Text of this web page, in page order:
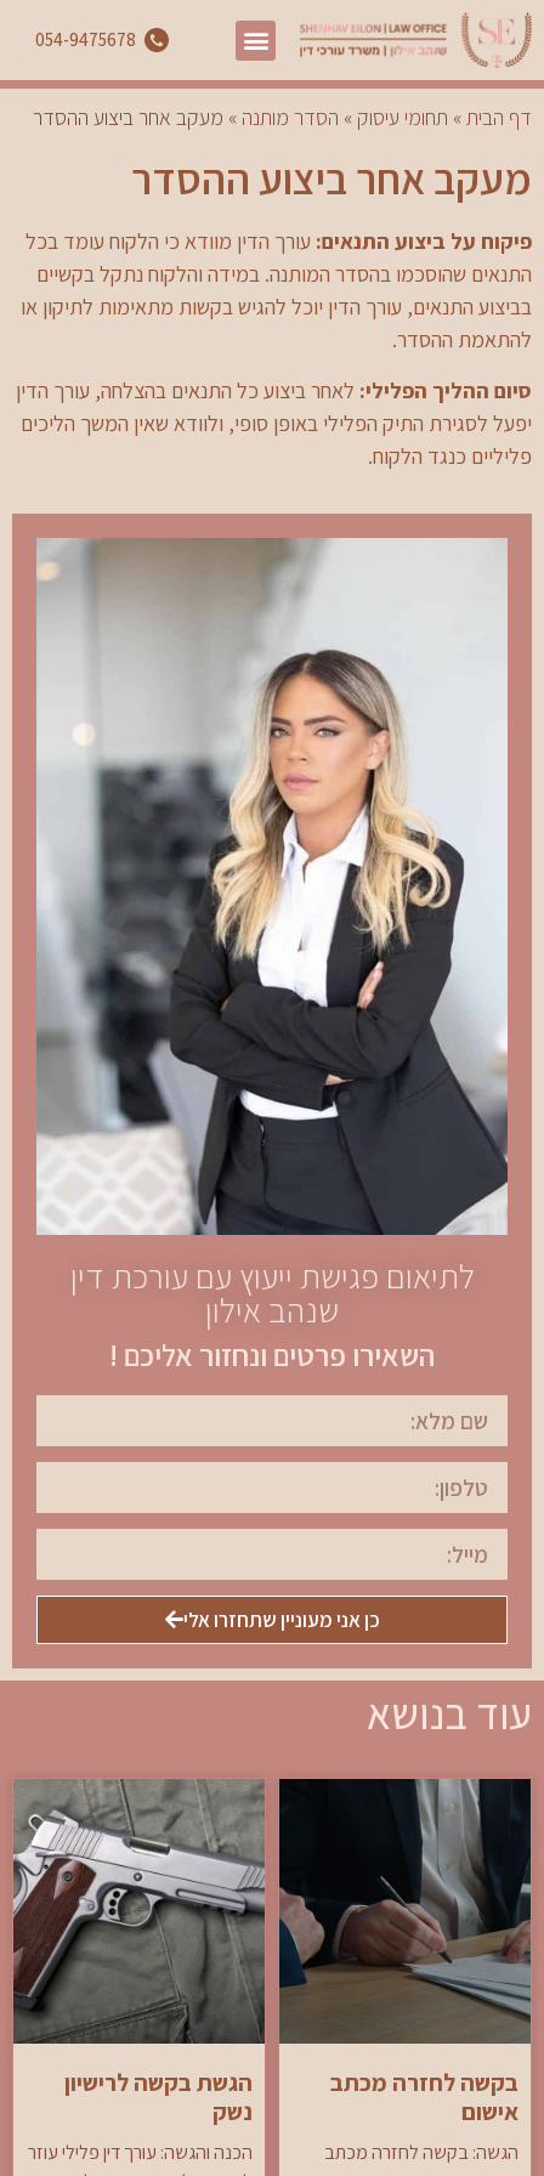
054-9475678
דף הבית» תחומי עיסוק » הסדר מותנה » מעקב אחר ביצוע ההסדר
מעקב אחר ביצוע ההסדר
פיקוח על ביצוע התנאים: עורך הדין מוודא כי הלקוח עומד בכל
התנאים שהוסכמו בהסדר המותנה. במידה והלקוח נתקל בקשיים
בביצוע התנאים, עורך הדין יוכל להגיש בקשות מתאימות לתיקון או
להתאמת ההסדר.
סיום ההליך הפלילי: לאחר ביצוע כל התנאים בהצלחה, עורך הדין
יפעל לסגירת התיק הפלילי באופן סופי, ולוודא שאין המשך הליכים
פליליים כנגד הלקוח.
לתיאום פגישת ייעוץ עם עורכת דין
שנהב אילון
השאירו פרטים ונחזור אליכם !
כן אני מעוניין שתחזרו אלי
עוד בנושא
בקשה לחזרה מכתב
אישום
הגשה: בקשה לחזרה מכתב
הגשת בקשה לרישיון
נשק
הכנה והגשה: עורך דין פלילי עוזר